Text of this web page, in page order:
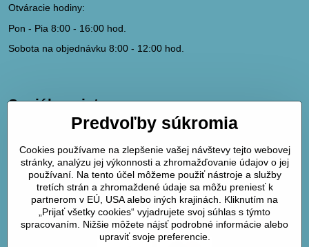
Otváracie hodiny:
Pon - Pia 8:00 - 16:00 hod.
Sobota na objednávku 8:00 - 12:00 hod.
Sociálne siete
hydrodk@hydrodk.sk
Facebook
Instagram
Pinterest
Mapa
Predvoľby súkromia
Cookies používame na zlepšenie vašej návštevy tejto webovej
stránky, analýzu jej výkonnosti a zhromažďovanie údajov o jej
používaní. Na tento účel môžeme použiť nástroje a služby
tretích strán a zhromaždené údaje sa môžu preniesť k
partnerom v EÚ, USA alebo iných krajinách. Kliknutím na
„Prijať všetky cookies“ vyjadrujete svoj súhlas s týmto
spracovaním. Nižšie môžete nájsť podrobné informácie alebo
upraviť svoje preferencie.